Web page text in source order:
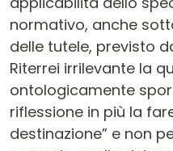
normativo, anche
delle tutele, previsto
Riterrei irrilevante la
ontologicamente
riflessione in più la
destinazione” e non